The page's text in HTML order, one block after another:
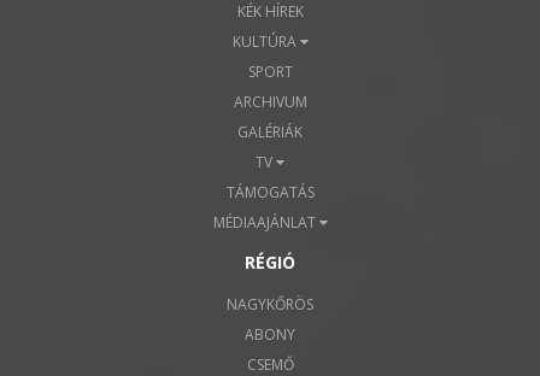
KÉK HÍREK
KULTÚRA
SPORT
ARCHIVUM
GALÉRIÁK
TV
TÁMOGATÁS
MÉDIAAJÁNLAT
RÉGIÓ
NAGYKŐRÖS
ABONY
CSEMŐ